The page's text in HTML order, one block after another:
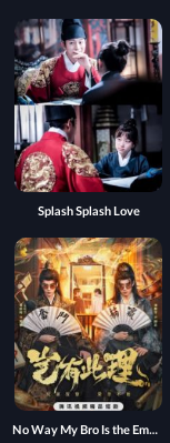
Splash Splash Love
No Way My Bro Is the Emperor